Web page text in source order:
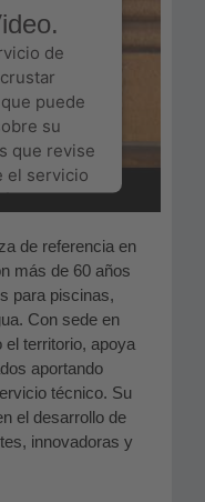
de
puede
su
que revise
el servicio
Consent
de referencia en
más de 60 años
para piscinas,
Con sede en
territorio, apoya
aportando
técnico. Su
el desarrollo de
innovadoras y